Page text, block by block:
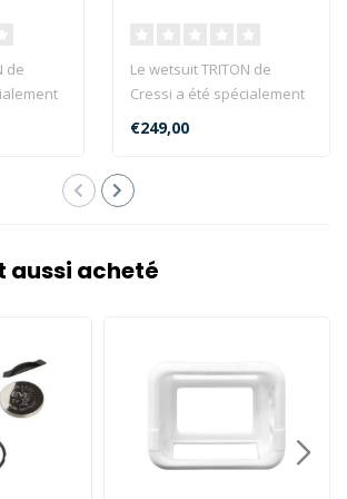
de
et
Le wetsuit TRITON de
Cressi a été spécialement
conçu pour la natation et
€249,00
aussi acheté